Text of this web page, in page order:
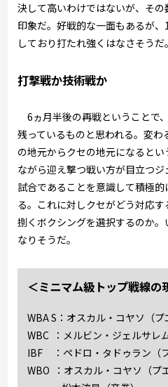
決して高いわけではないが、そ
印象だ。好戦的な一面もあるが
しており打たれ強くはなさそうだ。
打撃戦か技術戦か
6ヵ月半後の再戦ということで
残っているものと思われる。変
の地元からクセの地元になると
ながら迎え撃つ戦い方が目立つ
試合であることを意識して積極
る。これに対しクセがどう対応す
捌くボクシングを選択するのか
なりそうだ。
＜ミニマム級トップ戦線の
WBA S：オスカル・コヤソ（プ
WBC ：メルビン・ジェルサレ
IBF ：ペドロ・タドゥラン（フ
WBO ：オスカル・コヤソ（プ